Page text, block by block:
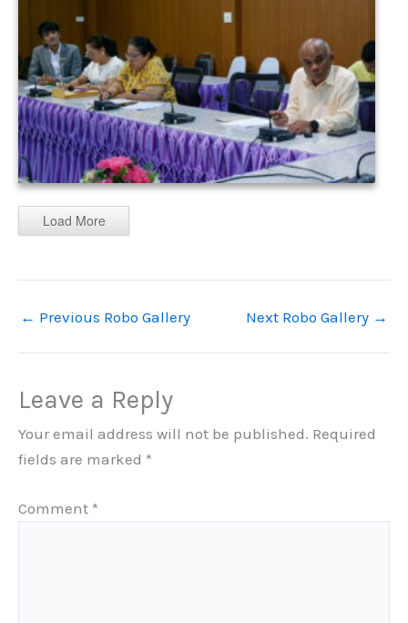
Load More
← Previous Robo Gallery Next Robo Gallery →
Leave a Reply
Your email address will not be published. Required
fields are marked *
Comment *